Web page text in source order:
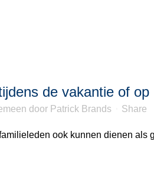
de vakantie of op
door Patrick Brands Share
ook kunnen dienen als